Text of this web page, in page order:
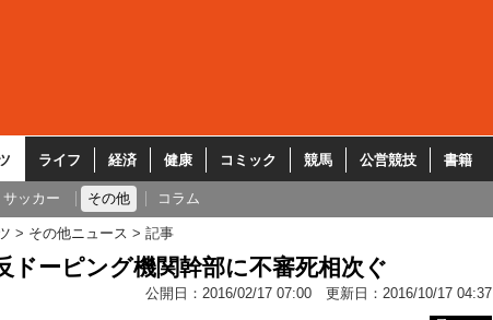
ライフ 経済 健康 コミック 競馬 公営競技 書籍
サッカー その他 コラム
その他ニュース 記事
ドーピング機関幹部に不審死相次ぐ
公開日： 2016/02/17 07:00 更新日： 2016/10/17 04:37